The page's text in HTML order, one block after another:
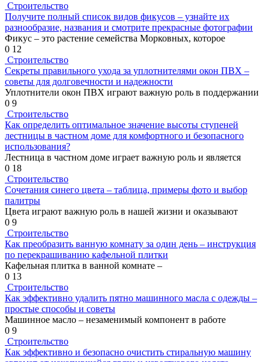
Строительство
Получите полный список видов фикусов – узнайте их
разнообразие, названия и смотрите прекрасные фотографии
Фикус – это растение семейства Морковных, которое
0 12
Строительство
Секреты правильного ухода за уплотнителями окон ПВХ –
советы для долговечности и надежности
Уплотнители окон ПВХ играют важную роль в поддержании
0 9
Строительство
Как определить оптимальное значение высоты ступеней
лестницы в частном доме для комфортного и безопасного
использования?
Лестница в частном доме играет важную роль и является
0 18
Строительство
Сочетания синего цвета – таблица, примеры фото и выбор
палитры
Цвета играют важную роль в нашей жизни и оказывают
0 9
Строительство
Как преобразить ванную комнату за один день – инструкция
по перекрашиванию кафельной плитки
Кафельная плитка в ванной комнате –
0 13
Строительство
Как эффективно удалить пятно машинного масла с одежды –
простые способы и советы
Машинное масло – незаменимый компонент в работе
0 9
Строительство
Как эффективно и безопасно очистить стиральную машину